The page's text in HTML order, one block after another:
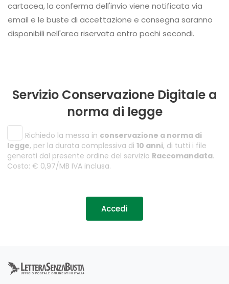
cartacea, la conferma dell'invio viene notificata via
email e le buste di accettazione e consegna saranno
disponibili nell'area riservata entro pochi secondi.
Servizio Conservazione Digitale a
norma di legge
Richiedo la messa in conservazione a norma di
legge, per la durata complessiva di 10 anni, di tutti i file
generati dal presente ordine del servizio Raccomandata.
Costo: € 0,97/MB IVA inclusa.
Accedi